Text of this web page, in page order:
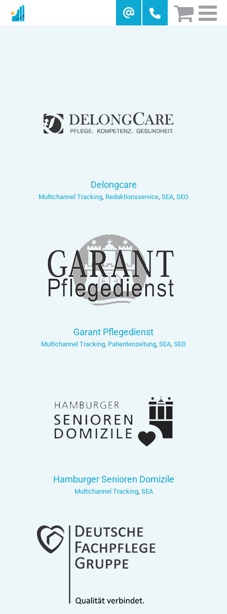
Delongcare
Multichannel Tracking, Redaktionsservice, SEA, SEO
Garant Pflegedienst
Multichannel Tracking, Patientenzeitung, SEA, SEO
Hamburger Senioren Domizile
Multichannel Tracking, SEA